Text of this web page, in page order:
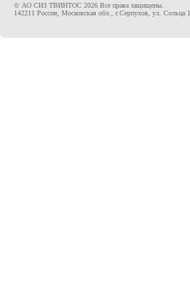
© АО СИЗ ТВИНТОС 2026 Все права защищены.
142211 Россия, Московская обл., г.Серпухов, ул. Сольца 1